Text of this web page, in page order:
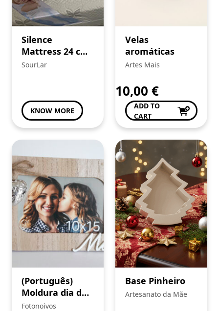
Silence
Mattress 24 cm
with
Cover
SourLar
KNOW MORE
Velas
aromáticas
Artes Mais
10,00 €
ADD TO
CART
(Português)
Moldura dia da
Mãe
Fotonoivos
Base Pinheiro
Artesanato da Mãe